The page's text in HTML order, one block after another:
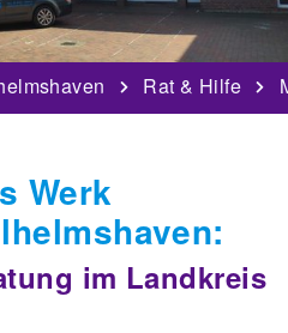
Rat & Hilfe
Werk
im Landkreis